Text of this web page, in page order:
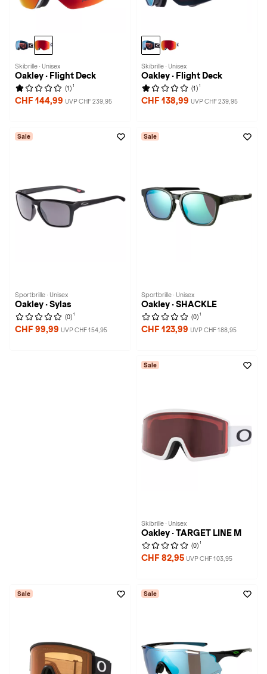
Skibrille · Unisex
Oakley · Flight Deck
(1) 1
CHF 144,99 UVP CHF 239,95
Skibrille · Unisex
Oakley · Flight Deck
(1) 1
CHF 138,99 UVP CHF 239,95
Sale
Sportbrille · Unisex
Oakley · Sylas
(0) 1
CHF 99,99 UVP CHF 154,95
Sale
Sportbrille · Unisex
Oakley · SHACKLE
(0) 1
CHF 123,99 UVP CHF 188,95
Sale
Skibrille · Unisex
Oakley · TARGET LINE M
(0) 1
CHF 82,95 UVP CHF 103,95
Sale Sale